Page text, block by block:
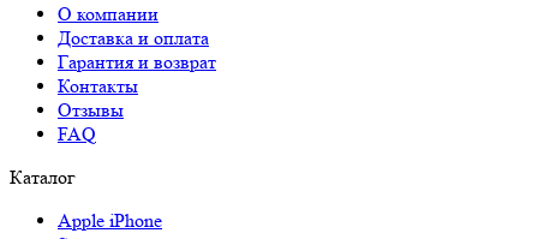
О компании
Доставка и оплата
Гарантия и возврат
Контакты
Отзывы
FAQ
Каталог
Apple iPhone